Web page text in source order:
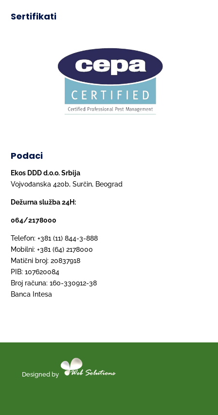
Sertifikati
Podaci
Ekos DDD d.o.o. Srbija
Vojvođanska 420b, Surčin, Beograd
Dežurna služba 24H:
064/2178000
Telefon: +381 (11) 844-3-888
Mobilni: +381 (64) 2178000
Matični broj: 20837918
PIB: 107620084
Broj računa: 160-330912-38
Banca Intesa
Designed by